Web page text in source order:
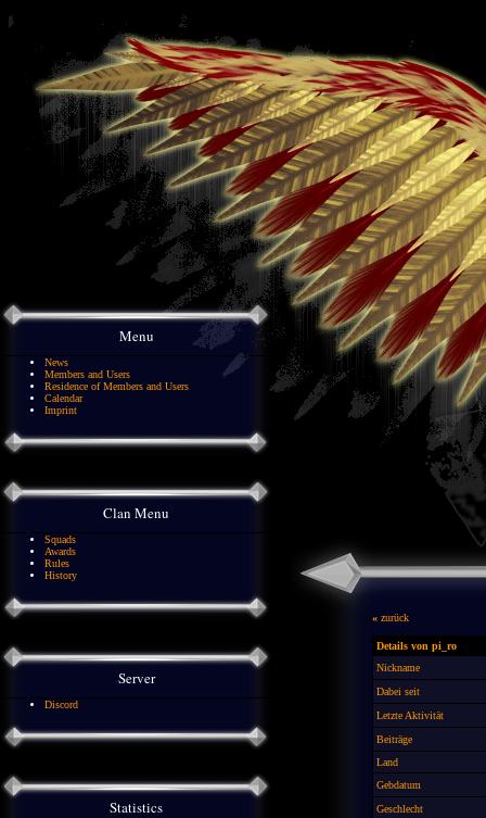
Menu
News
Members and Users
Residence of Members and Users
Calendar
Imprint
Clan Menu
Squads
Awards
Rules
History
Server
Discord
Statistics
« zurück
Details von pi_ro
Nickname
Dabei seit
Letzte Aktivität
Beiträge
Land
Gebdatum
Geschlecht